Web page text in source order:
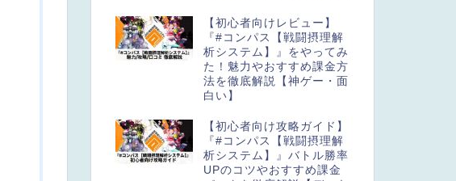
【初心者向けレビュー】
『#コンパス【戦闘摂理解
析システム】』をやってみ
た！魅力やおすすめ課金方
法を徹底解説【神ゲー・面
白い】
【初心者向け攻略ガイド】
『#コンパス【戦闘摂理解
析システム】』バトル勝率
UPのコツやおすすめ課金